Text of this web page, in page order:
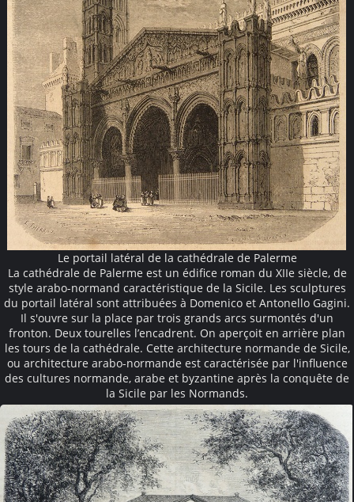
Le portail latéral de la cathédrale de Palerme
La cathédrale de Palerme est un édifice roman du XIIe siècle, de
style arabo-normand caractéristique de la Sicile. Les sculptures
du portail latéral sont attribuées à Domenico et Antonello Gagini.
Il s'ouvre sur la place par trois grands arcs surmontés d'un
fronton. Deux tourelles l’encadrent. On aperçoit en arrière plan
les tours de la cathédrale. Cette architecture normande de Sicile,
ou architecture arabo-normande est caractérisée par l'influence
des cultures normande, arabe et byzantine après la conquête de
la Sicile par les Normands.